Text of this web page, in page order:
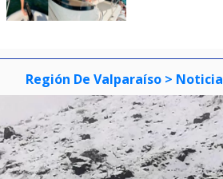
Región De Valparaíso > Noticia